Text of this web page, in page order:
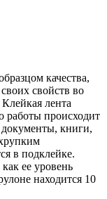
качества,
свойств во
лента
работы происходит
книги,
в подклейке.
ее уровень
находится 10